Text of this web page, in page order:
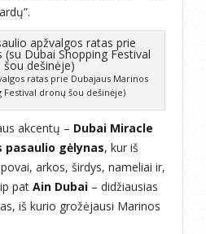
ratas prie Dubajaus Marinos
Festival dronų šou dešinėje)
akcentų – Dubai Miracle
pasaulio gėlynas, kur iš
arkos, širdys, nameliai ir,
pat Ain Dubai – didžiausias
iš kurio grožėjausi Marinos